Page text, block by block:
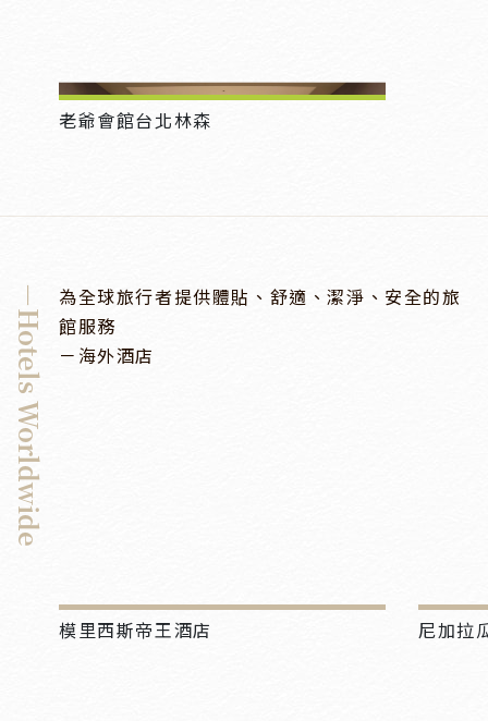
老爺會館台北林森
－Hotels Worldwide
為全球旅行者提供體貼、舒適、潔淨、安全的旅
館服務
－海外酒店
模里西斯帝王酒店 尼加拉